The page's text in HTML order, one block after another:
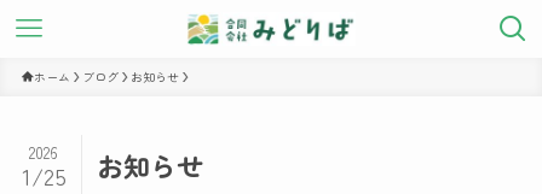
ホーム ブログ お知らせ
お知らせ
2026
1/25